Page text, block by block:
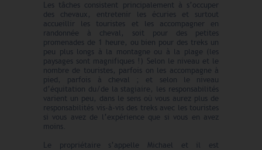
Les tâches consistent principalement à s’occuper
des chevaux, entretenir les écuries et surtout
accueillir les touristes et les accompagner en
randonnée à cheval, soit pour des petites
promenades de 1 heure, ou bien pour des treks un
peu plus longs à la montagne ou à la plage (les
paysages sont magnifiques !) Selon le niveau et le
nombre de touristes, parfois on les accompagne à
pied, parfois à cheval ; et selon le niveau
d’équitation du/de la stagiaire, les responsabilités
varient un peu, dans le sens où vous aurez plus de
responsabilités vis-à-vis des treks avec les touristes
si vous avez de l’expérience que si vous en avez
moins.
Le propriétaire s’appelle Michael et il est